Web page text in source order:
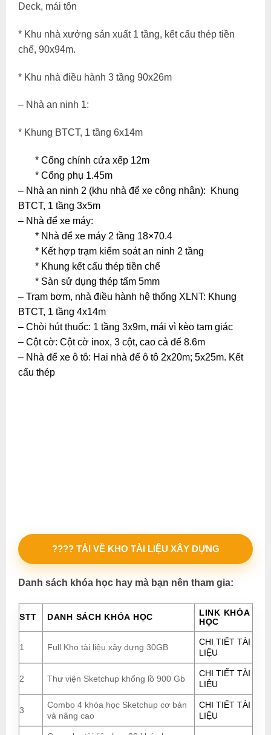
Deck, mái tôn
* Khu nhà xưởng sản xuất 1 tầng, kết cấu thép tiền
chế, 90x94m.
* Khu nhà điều hành 3 tầng 90x26m
– Nhà an ninh 1:
* Khung BTCT, 1 tầng 6x14m
* Cổng chính cửa xếp 12m
* Cổng phụ 1.45m
– Nhà an ninh 2 (khu nhà để xe công nhân): Khung
BTCT, 1 tầng 3x5m
– Nhà để xe máy:
* Nhà để xe máy 2 tầng 18×70.4
* Kết hợp trạm kiểm soát an ninh 2 tầng
* Khung kết cấu thép tiền chế
* Sàn sử dụng thép tấm 5mm
– Trạm bơm, nhà điều hành hệ thống XLNT: Khung
BTCT, 1 tầng 4x14m
– Chòi hút thuốc: 1 tầng 3x9m, mái vì kèo tam giác
– Cột cờ: Cột cờ inox, 3 cột, cao cả đế 8.6m
– Nhà để xe ô tô: Hai nhà để ô tô 2x20m; 5x25m. Kết
cấu thép
???? TẢI VỀ KHO TÀI LIỆU XÂY DỰNG
Danh sách khóa học hay mà bạn nên tham gia:
STT DANH SÁCH KHÓA HỌC
LINK KHÓA
HỌC
1 Full Kho tài liệu xây dựng 30GB
CHI TIẾT TÀI
LIỆU
2 Thư viện Sketchup khổng lồ 900 Gb
CHI TIẾT TÀI
LIỆU
3
Combo 4 khóa học Sketchup cơ bản
và nâng cao
CHI TIẾT TÀI
LIỆU